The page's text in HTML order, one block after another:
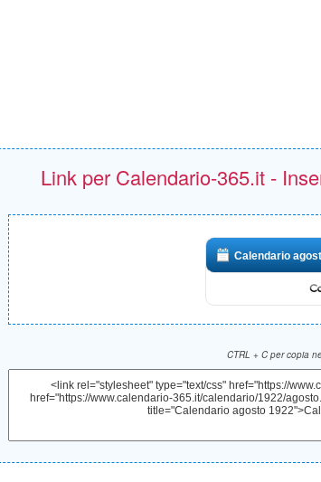
Link per Calendario-365.it -
Calendario
CTRL + C per copia